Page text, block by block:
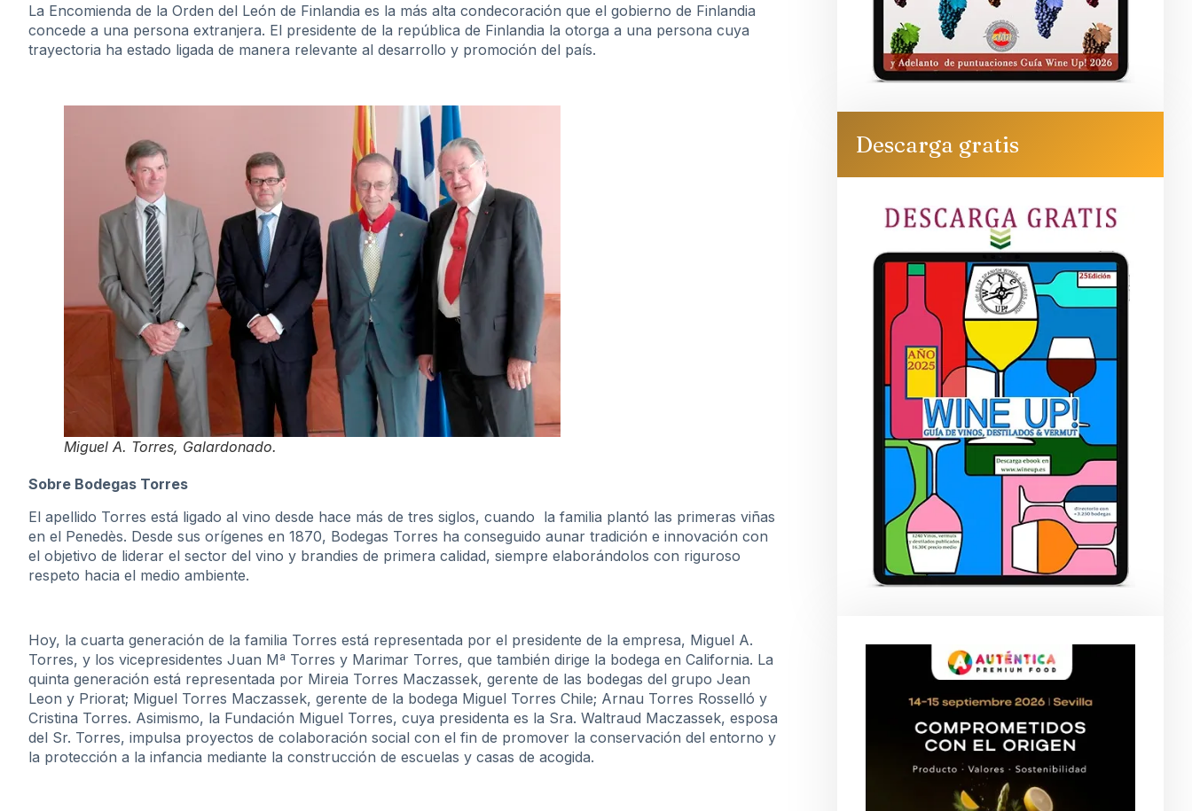
La Encomienda de la Orden del León de Finlandia es la más alta condecoración que el gobierno de Finlandia
concede a una persona extranjera. El presidente de la república de Finlandia la otorga a una persona cuya
trayectoria ha estado ligada de manera relevante al desarrollo y promoción del país.
Miguel A. Torres, Galardonado.
Sobre Bodegas Torres
El apellido Torres está ligado al vino desde hace más de tres siglos, cuando la familia plantó las primeras viñas
en el Penedès. Desde sus orígenes en 1870, Bodegas Torres ha conseguido aunar tradición e innovación con
el objetivo de liderar el sector del vino y brandies de primera calidad, siempre elaborándolos con riguroso
respeto hacia el medio ambiente.
Hoy, la cuarta generación de la familia Torres está representada por el presidente de la empresa, Miguel A.
Torres, y los vicepresidentes Juan Mª Torres y Marimar Torres, que también dirige la bodega en California. La
quinta generación está representada por Mireia Torres Maczassek, gerente de las bodegas del grupo Jean
Leon y Priorat; Miguel Torres Maczassek, gerente de la bodega Miguel Torres Chile; Arnau Torres Rosselló y
Cristina Torres. Asimismo, la Fundación Miguel Torres, cuya presidenta es la Sra. Waltraud Maczassek, esposa
del Sr. Torres, impulsa proyectos de colaboración social con el fin de promover la conservación del entorno y
la protección a la infancia mediante la construcción de escuelas y casas de acogida.
Descarga gratis